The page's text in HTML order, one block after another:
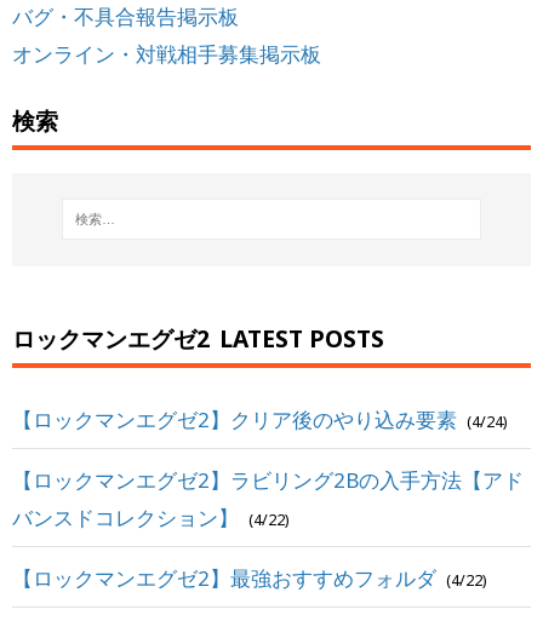
バグ・不具合報告掲示板
オンライン・対戦相手募集掲示板
検索
ロックマンエグゼ2 LATEST POSTS
【ロックマンエグゼ2】クリア後のやり込み要素 (4/24)
【ロックマンエグゼ2】ラビリング2Bの入手方法【アド
バンスドコレクション】
(4/22)
【ロックマンエグゼ2】最強おすすめフォルダ (4/22)